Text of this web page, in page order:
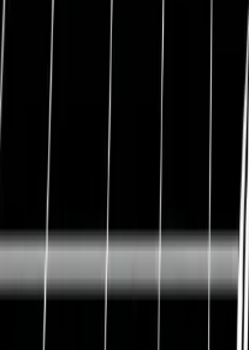
WKN
Ticker-Symbol
Sektor
Kurs
Ausstehende Aktien
Marktkapitalisierung
Enterprise Value
Nettoverschuldung
Bruttomarge